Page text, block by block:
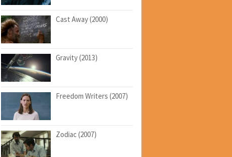
Cast Away (2000)
Gravity (2013)
Freedom Writers (2007)
Zodiac (2007)